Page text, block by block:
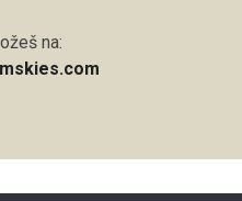
na: